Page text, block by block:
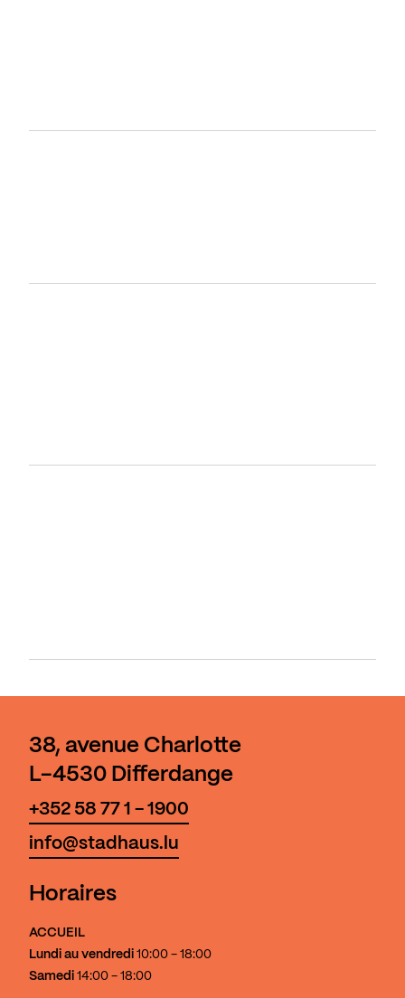
38, avenue Charlotte
L-4530 Differdange
+352 58 77 1 - 1900
info@stadhaus.lu
Horaires
ACCUEIL
Lundi au vendredi 10:00 - 18:00
Samedi 14:00 - 18:00